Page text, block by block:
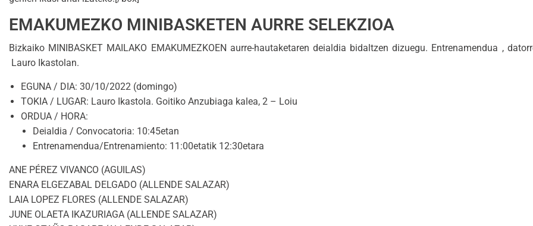
EMAKUMEZKO MINIBASKETEN AURRE SELEKZIOA
Bizkaiko MINIBASKET MAILAKO EMAKUMEZKOEN aurre-hautaketaren deialdia bidaltzen dizuegu. Entrenamendua ,
Lauro Ikastolan.
EGUNA / DIA: 30/10/2022 (domingo)
TOKIA / LUGAR: Lauro Ikastola. Goitiko Anzubiaga kalea, 2 – Loiu
ORDUA / HORA:
Deialdia / Convocatoria: 10:45etan
Entrenamendua/Entrenamiento: 11:00etatik 12:30etara
ANE PÉREZ VIVANCO (AGUILAS)
ENARA ELGEZABAL DELGADO (ALLENDE SALAZAR)
LAIA LOPEZ FLORES (ALLENDE SALAZAR)
JUNE OLAETA IKAZURIAGA (ALLENDE SALAZAR)